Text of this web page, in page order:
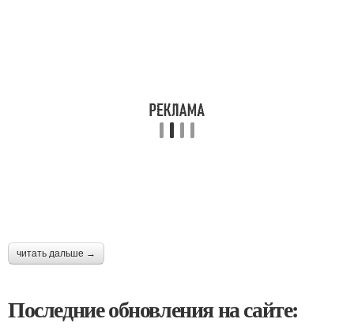
читать дальше →
Последние обновления на сайте: